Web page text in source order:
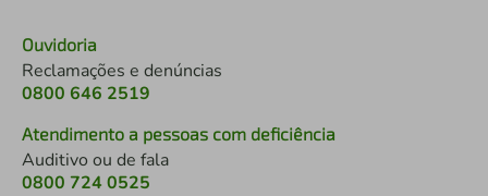
Ouvidoria
Reclamações e denúncias
0800 646 2519
Atendimento a pessoas com deficiência
Auditivo ou de fala
0800 724 0525